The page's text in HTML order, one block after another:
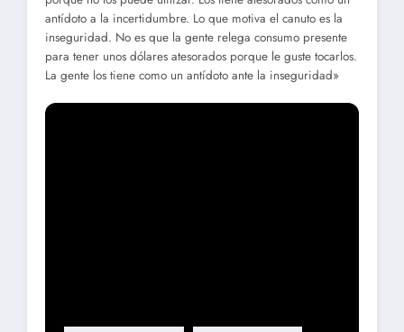
antídoto a la incertidumbre. Lo que motiva el canuto es la
inseguridad. No es que la gente relega consumo presente
para tener unos dólares atesorados porque le guste tocarlos.
La gente los tiene como un antídoto ante la inseguridad»